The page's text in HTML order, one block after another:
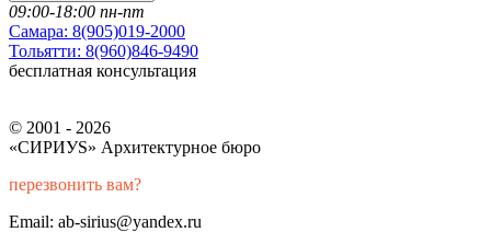
09:00-18:00 пн-пт
Самара: 8(905)019-2000
Тольятти: 8(960)846-9490
бесплатная консультация
© 2001 - 2026
«СИРИУS» Архитектурное бюро
перезвонить вам?
Email: ab-sirius@yandex.ru